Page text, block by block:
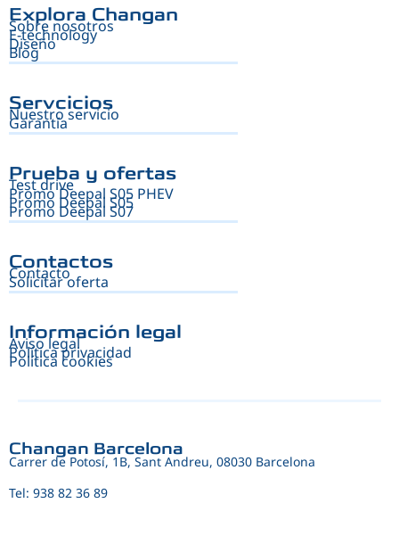
Explora Changan
Sobre nosotros
E-technology
Diseño
Blog
Servcicios
Nuestro servicio
Garantía
Prueba y ofertas
Test drive
Promo Deepal S05 PHEV
Promo Deepal S05
Promo Deepal S07
Contactos
Contacto
Solicitar oferta
Información legal
Aviso legal
Política privacidad
Política cookies
Changan Barcelona
Carrer de Potosí, 1B, Sant Andreu, 08030 Barcelona
Tel: 938 82 36 89